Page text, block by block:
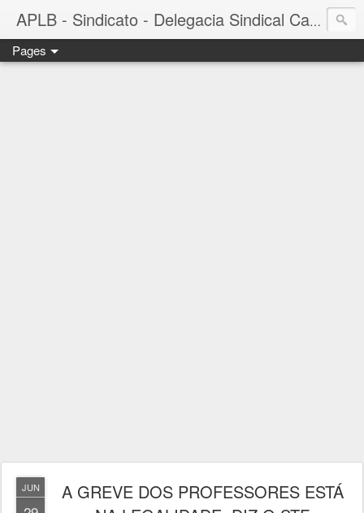
APLB - Sindicato - Delegacia Sindical Cacau Sul - Camacã-BA
Pages
JUN
A GREVE DOS PROFESSORES ESTÁ